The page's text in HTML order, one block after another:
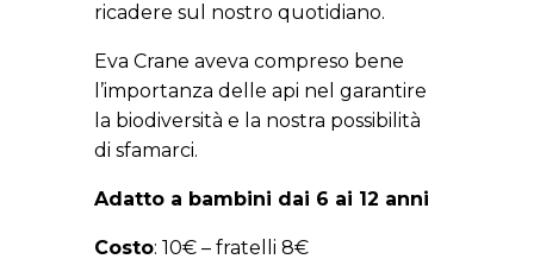
ricadere sul nostro quotidiano.
Eva Crane aveva compreso bene
l’importanza delle api nel garantire
la biodiversità e la nostra possibilità
di sfamarci.
Adatto a bambini dai 6 ai 12 anni
Costo: 10€ – fratelli 8€